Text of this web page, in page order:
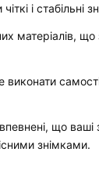
і стабільні
що
що ваші
знімками.